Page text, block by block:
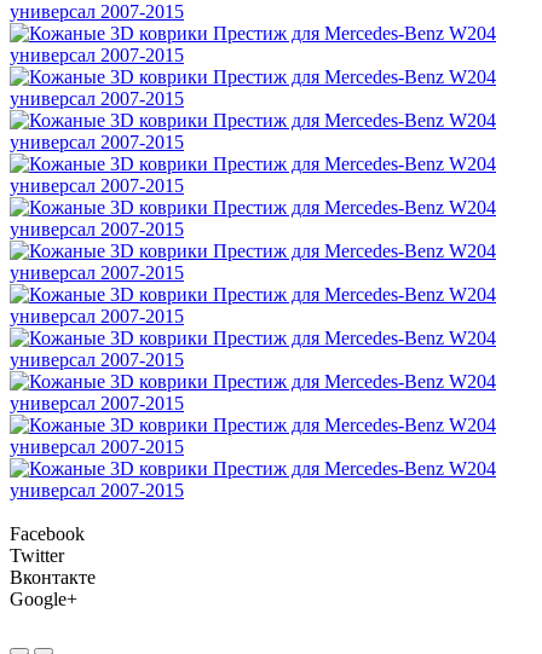
Facebook
Twitter
Вконтакте
Google+